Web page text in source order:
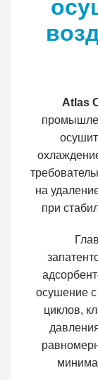
Atlas
на
при
осушение
циклов,